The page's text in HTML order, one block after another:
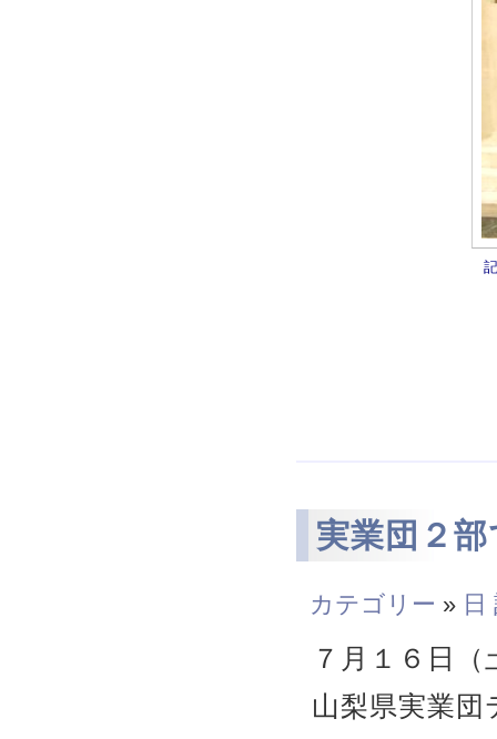
実業団２
カテゴリー » 日
７月１６日
山梨県実業